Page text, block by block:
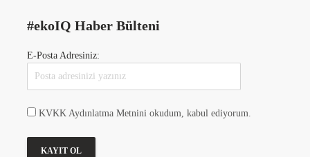
#ekoIQ Haber Bülteni
E-Posta Adresiniz:
KVKK Aydınlatma Metnini okudum, kabul ediyorum.